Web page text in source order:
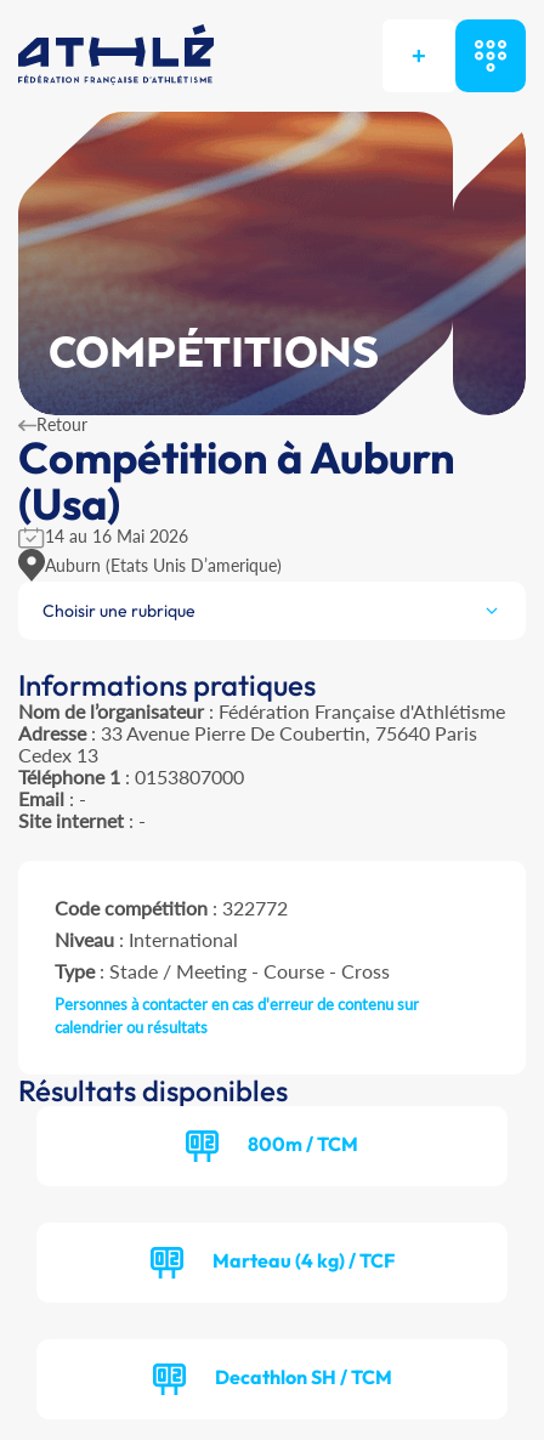
+
COMPÉTITIONS
Retour
Compétition à Auburn
(Usa)
14 au 16 Mai 2026
Auburn (Etats Unis D’amerique)
Choisir une rubrique
Informations pratiques
Nom de l’organisateur: Fédération Française d'Athlétisme
Adresse: 33 Avenue Pierre De Coubertin, 75640 Paris
Cedex 13
Téléphone 1 : 0153807000
Email : -
Site internet : -
Code compétition : 322772
Niveau : International
Type: Stade / Meeting - Course - Cross
Personnes à contacter en cas d'erreur de contenu sur
calendrier ou résultats
Résultats disponibles
800m / TCM
Marteau (4 kg) / TCF
Decathlon SH / TCM